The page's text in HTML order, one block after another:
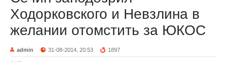
Ходорковского и Невзлина в
желании отомстить за ЮКОС
admin 31-08-2014, 20:53 1897